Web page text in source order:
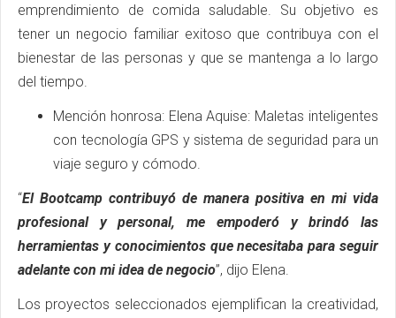
emprendimiento de comida saludable. Su objetivo es
tener un negocio familiar exitoso que contribuya con el
bienestar de las personas y que se mantenga a lo largo
del tiempo.
Mención honrosa: Elena Aquise: Maletas inteligentes
con tecnología GPS y sistema de seguridad para un
viaje seguro y cómodo.
“El Bootcamp contribuyó de manera positiva en mi vida
profesional y personal, me empoderó y brindó las
herramientas y conocimientos que necesitaba para seguir
adelante con mi idea de negocio”, dijo Elena.
Los proyectos seleccionados ejemplifican la creatividad,